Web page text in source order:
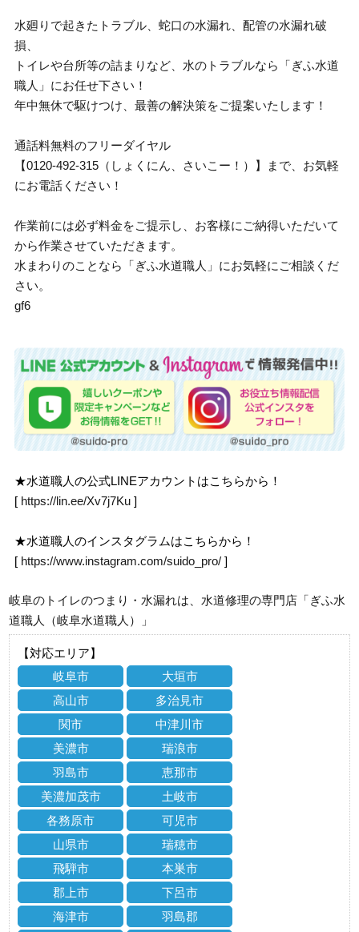
水廻りで起きたトラブル、蛇口の水漏れ、配管の水漏れ破
損、
トイレや台所等の詰まりなど、水のトラブルなら「ぎふ水道
職人」にお任せ下さい！
年中無休で駆けつけ、最善の解決策をご提案いたします！
通話料無料のフリーダイヤル
【0120-492-315（しょくにん、さいこー！）】まで、お気軽
にお電話ください！
作業前には必ず料金をご提示し、お客様にご納得いただいて
から作業させていただきます。
水まわりのことなら「ぎふ水道職人」にお気軽にご相談くだ
さい。
gf6
★水道職人の公式LINEアカウントはこちらから！
[ https://lin.ee/Xv7j7Ku ]
★水道職人のインスタグラムはこちらから！
[ https://www.instagram.com/suido_pro/ ]
岐阜のトイレのつまり・水漏れは、水道修理の専門店「ぎふ水
道職人（岐阜水道職人）」
【対応エリア】
岐阜市
大垣市
高山市
多治見市
関市
中津川市
美濃市
瑞浪市
羽島市
恵那市
美濃加茂市
土岐市
各務原市
可児市
山県市
瑞穂市
飛騨市
本巣市
郡上市
下呂市
海津市
羽島郡